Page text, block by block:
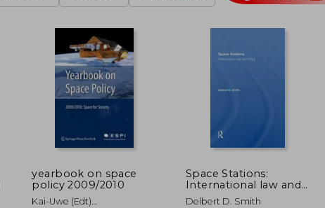
yearbook on space
policy 2009/2010
Kai-Uwe (edt)
Space Stations:
International law and
Policy (en Inglés)
Delbert D. Smith